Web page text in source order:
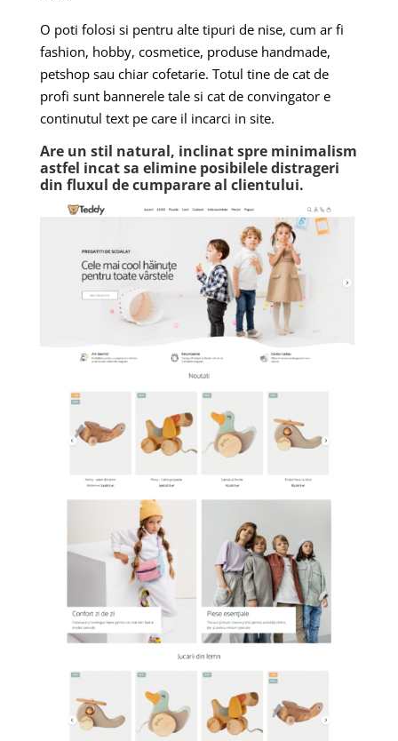
O poti folosi si pentru alte tipuri de nise, cum ar fi
fashion, hobby, cosmetice, produse handmade,
petshop sau chiar cofetarie. Totul tine de cat de
profi sunt bannerele tale si cat de convingator e
continutul text pe care il incarci in site.
Are un stil natural, inclinat spre minimalism
astfel incat sa elimine posibilele distrageri
din fluxul de cumparare al clientului.